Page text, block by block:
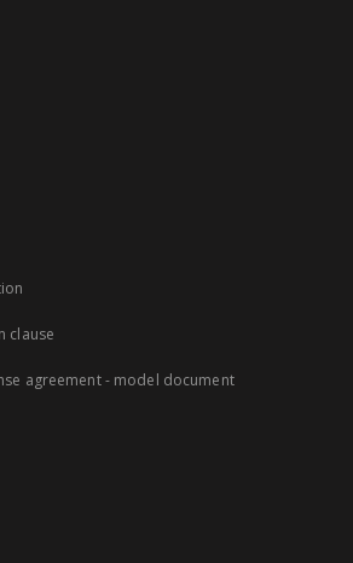
clause
agreement - model document